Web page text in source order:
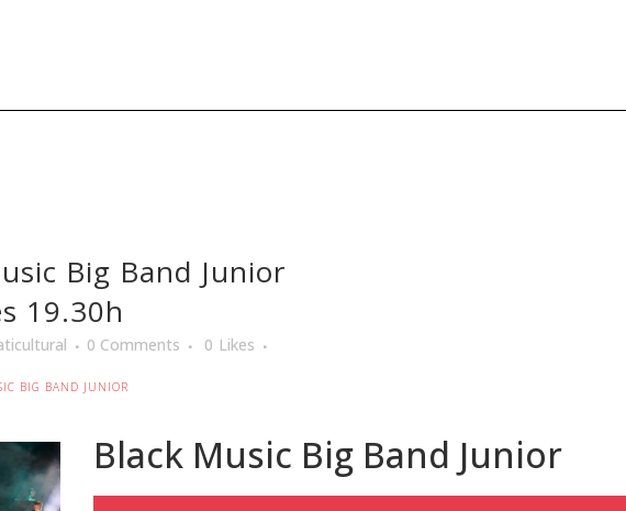
Big Band Junior
19.30h
0 Comments 0 Likes
BIG BAND JUNIOR
Black Music Big Band Junior